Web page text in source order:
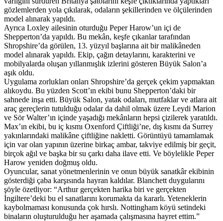
gözlemlerden yola çıkılarak, odaların şekillerinden ve ölçülerinden
model alınarak yapıldı.
Ayrıca Loxley ailesinin oturduğu Peper Harow’un içi de
Shepperton’da yapıldı. Bu mekân, keşfe çıkanlar tarafından
Shropshire’da görülen, 13. yüzyıl başlarına ait bir malikâneden
model alınarak yapıldı. Ekip, çağın detaylarını, karakterini ve
mobilyalarda oluşan yıllanmışlık izlerini gösteren Büyük Salon’a
aşık oldu.
Uygulama zorlukları onları Shropshire’da gerçek çekim yapmaktan
alıkoydu. Bu yüzden Scott’ın ekibi bunu Shepperton’daki bir
sahnede inşa etti. Büyük Salon, yatak odaları, mutfaklar ve atlara ait
araç gereçlerin tutulduğu odalar da dahil olmak üzere Leydi Marion
ve Sör Walter’ın içinde yaşadığı mekânların hepsi çizilerek yaratıldı.
Max’ın ekibi, bu iç kısmı Oxenford Çiftliği’ne, dış kısmı da Surrey
yakınlarındaki malikâne çiftliğine nakletti. Görüntüyü tamamlamak
için var olan yapının üzerine birkaç ambar, takviye edilmiş bir geçit,
birçok ağıl ve başka bir su çarkı daha ilave etti. Ve böylelikle Peper
Harow yeniden doğmuş oldu.
Oyuncular, sanat yönetmenlerinin ve onun büyük sanatkâr ekibinin
gösterdiği çaba karşısında hayran kaldılar. Blanchett duygularını
şöyle özetliyor: “Arthur gerçekten harika biri ve gerçekten
İngiltere’deki bu el sanatlarını korumakta da kararlı. Yeteneklerin
kaybolmaması konusunda çok hırslı. Nottingham köyü setindeki
binaların oluşturulduğu her aşamada çalışmasına hayret ettim.”